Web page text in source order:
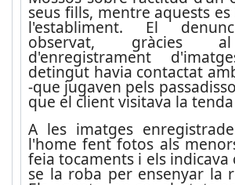
seus fills, mentre aquests
l'establiment. El
observat, gràcies
d'enregistrament
detingut havia contactat
-que jugaven pels
que el client visitava la
A les imatges
l'home fent fotos als
feia tocaments i els indicava
se la roba per ensenyar la